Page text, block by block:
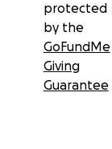
protected
by the
GoFundMe
Giving
Guarantee